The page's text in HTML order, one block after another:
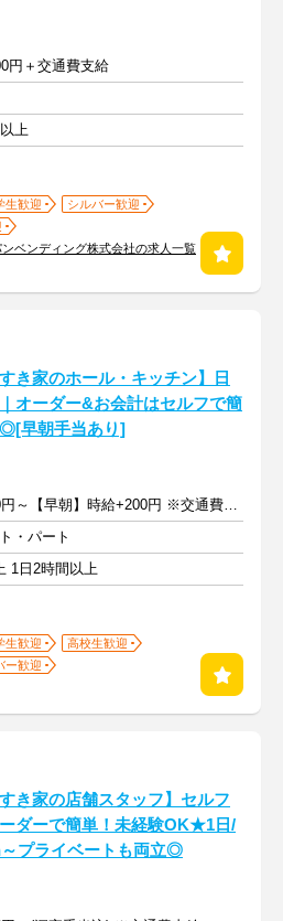
円＋交通費支給
上
生歓迎
シルバー歓迎
ベンディング株式会社の求人一覧
すき家のホール・キッチン】日
オーダー&お会計はセルフで簡
早朝手当あり]
時給1180円～【早朝】時給+200円 ※交通費支給
・パート
1日2時間以上
生歓迎
高校生歓迎
ー歓迎
すき家の店舗スタッフ】セルフ
ダーで簡単！未経験OK★1日/
プライベートも両立◎